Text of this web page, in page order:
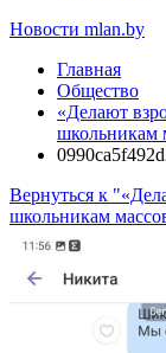
Новости mlan.by
Главная
Общество
«Делают
школьникам
Вернуться к
школьникам